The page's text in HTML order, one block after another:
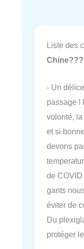
Liste des
- Un
passage !
volonté,
et si
devons
de
gants
éviter de
Du
protéger